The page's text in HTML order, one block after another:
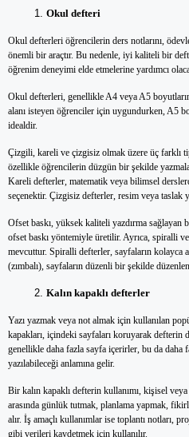
Okul defteri
Okul defterleri öğrencilerin ders notlarını,
önemli bir araçtır. Bu nedenle, iyi kaliteli bir
öğrenim deneyimi elde etmelerine yardımcı
Okul defterleri, genellikle A4 veya A5
alanı isteyen öğrenciler için uygundurken, A5
idealdir.
Çizgili, kareli ve çizgisiz olmak üzere üç farklı
özellikle öğrencilerin düzgün bir şekilde
Kareli defterler, matematik veya bilimsel
seçenektir. Çizgisiz defterler, resim veya taslak
Ofset baskı, yüksek kaliteli yazdırma
ofset baskı yöntemiyle üretilir. Ayrıca, spiralli
mevcuttur. Spiralli defterler, sayfaların kolayca
(zımbalı), sayfaların düzenli bir şekilde
Kalın kapaklı defterler
Yazı yazmak veya not almak için kullanılan
kapakları, içindeki sayfaları koruyarak defterin
genellikle daha fazla sayfa içerirler, bu da daha
yazılabileceği anlamına gelir.
Bir kalın kapaklı defterin kullanımı, kişisel
arasında günlük tutmak, planlama yapmak,
alır. İş amaçlı kullanımlar ise toplantı notları,
gibi verileri kaydetmek için kullanılır.